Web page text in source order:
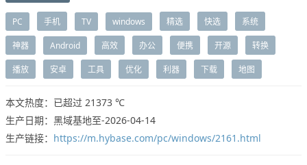
PC 手机 TV windows 精选 快选 系统
神器 Android 高效 办公 便携 开源 转换
播放 安卓 工具 优化 利器 下载 地图
本文热度：已超过 21373 ℃
生产日期：黑域基地至-2026-04-14
生产链接： https://m.hybase.com/pc/windows/2161.html